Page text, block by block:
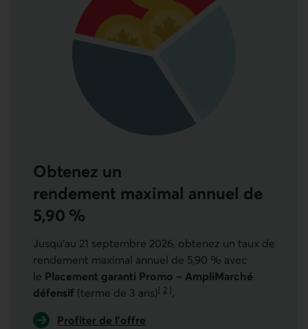
Obtenez un
rendement maximal annuel de
5,90 %
Jusqu’au 21 septembre 2026, obtenez un taux de
rendement maximal annuel de 5,90 % avec
le Placement garanti Promo – AmpliMarché
défensif (terme de 3 ans) [ 2 ]
Aller à la note
.
Profiter de l’offre